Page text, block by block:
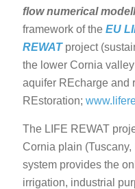
flow numerical
framework of the EU
REWATproject
the lower Cornia
aquifer REcharge and
REstoration;
The LIFE REWAT
Cornia plain
system provides the
irrigation, industrial